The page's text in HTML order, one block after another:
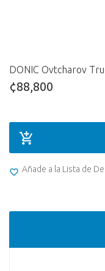
DONIC Ovtcharov
¢88,800
Añade a la Lista de